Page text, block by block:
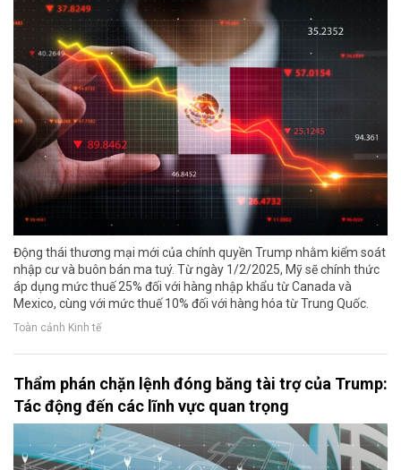
Động thái thương mại mới của chính quyền Trump nhằm kiểm soát
nhập cư và buôn bán ma tuý. Từ ngày 1/2/2025, Mỹ sẽ chính thức
áp dụng mức thuế 25% đối với hàng nhập khẩu từ Canada và
Mexico, cùng với mức thuế 10% đối với hàng hóa từ Trung Quốc.
Toàn cảnh Kinh tế
Thẩm phán chặn lệnh đóng băng tài trợ của Trump:
Tác động đến các lĩnh vực quan trọng